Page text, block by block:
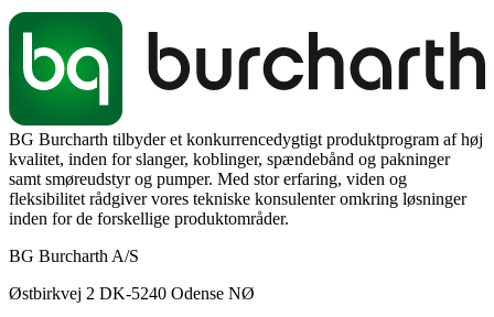
BG Burcharth tilbyder et konkurrencedygtigt produktprogram af høj
kvalitet, inden for slanger, koblinger, spændebånd og pakninger
samt smøreudstyr og pumper. Med stor erfaring, viden og
fleksibilitet rådgiver vores tekniske konsulenter omkring løsninger
inden for de forskellige produktområder.
BG Burcharth A/S
Østbirkvej 2 DK-5240 Odense NØ